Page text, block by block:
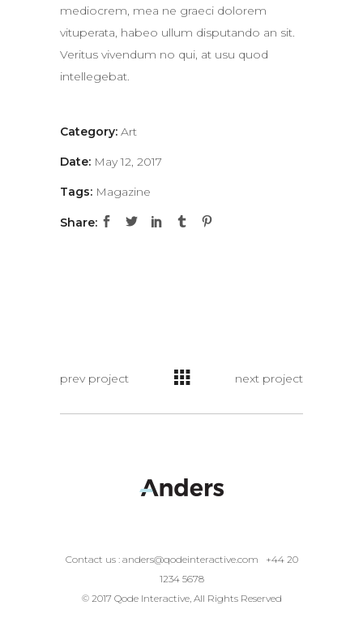
mediocrem, mea ne graeci dolorem
vituperata, habeo ullum disputando an sit.
Veritus vivendum no qui, at usu quod
intellegebat.
Category: Art
Date: May 12, 2017
Tags: Magazine
Share:
prev project next project
Contact us : anders@qodeinteractive.com
+44 20
1234 5678
© 2017 Qode Interactive, All Rights Reserved